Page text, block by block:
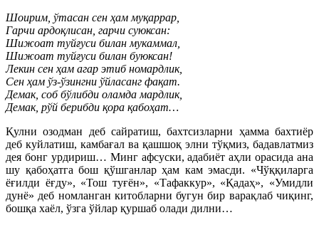
Шоирим, ўтасан сен ҳам муқаррар,
Гарчи ардоқлисан, гарчи суюксан:
Шижоат туйғуси билан мукаммал,
Шижоат туйғуси билан буюксан!
Лекин сен ҳам агар этиб номардлик,
Сен ҳам ўз-ўзингни ўйласанг фақат.
Демак, соб бўлибди оламда мардлик,
Демак, рўй берибди қора қабоҳат…
Қулни озодман деб сайратиш, бахтсизларни ҳамма бахтиёр
деб куйлатиш, камбағал ва қашшоқ элни тўқмиз, бадавлатмиз
дея бонг урдириш… Минг афсуски, адабиёт аҳли орасида ана
шу қабоҳатга бош қўшганлар ҳам кам эмасди. «Чўққиларга
ёғилди ёғду», «Тош туғён», «Тафаккур», «Қадаҳ», «Умидли
дунё» деб номланган китобларни бугун бир варақлаб чиқинг,
бошқа хаёл, ўзга ўйлар қуршаб олади дилни…